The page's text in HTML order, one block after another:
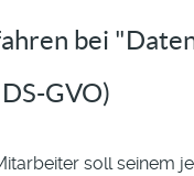
bei
GVO)
soll seinem